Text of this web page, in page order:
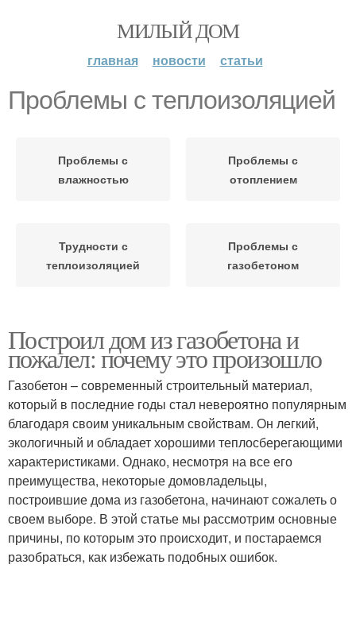
МИЛЫЙ ДОМ
главная новости статьи
Проблемы с теплоизоляцией
Проблемы с
влажностью
Проблемы с
отоплением
Трудности с
теплоизоляцией
Проблемы с
газобетоном
Построил дом из газобетона и
пожалел: почему это произошло
Газобетон – современный строительный материал,
который в последние годы стал невероятно популярным
благодаря своим уникальным свойствам. Он легкий,
экологичный и обладает хорошими теплосберегающими
характеристиками. Однако, несмотря на все его
преимущества, некоторые домовладельцы,
построившие дома из газобетона, начинают сожалеть о
своем выборе. В этой статье мы рассмотрим основные
причины, по которым это происходит, и постараемся
разобраться, как избежать подобных ошибок.